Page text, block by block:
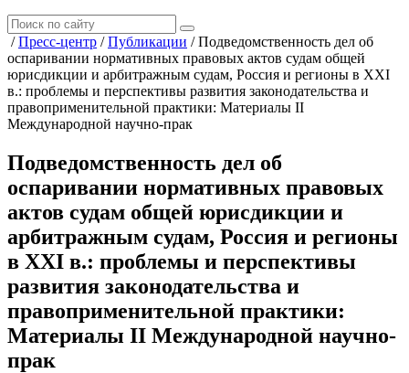
/Пресс-центр /Публикации /Подведомственность дел об
оспаривании нормативных правовых актов судам общей
юрисдикции и арбитражным судам, Россия и регионы в XXI
в.: проблемы и перспективы развития законодательства и
правоприменительной практики: Материалы II
Международной научно-прак
Подведомственность дел об
оспаривании нормативных правовых
актов судам общей юрисдикции и
арбитражным судам, Россия и регионы
в XXI в.: проблемы и перспективы
развития законодательства и
правоприменительной практики:
Материалы II Международной научно-
прак